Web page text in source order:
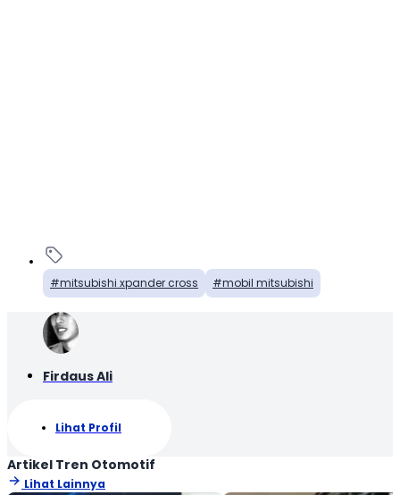
mitsubishi xpander cross mobil mitsubishi
Firdaus Ali
Lihat Profil
Artikel Tren Otomotif
Lihat Lainnya